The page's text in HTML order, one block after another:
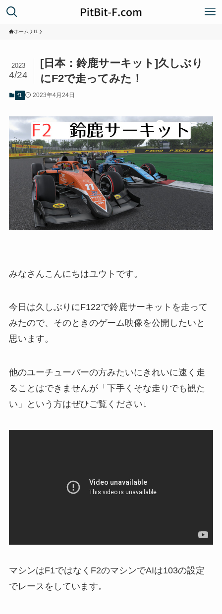
ホーム f1
[日本：鈴鹿サーキット]久しぶり
にF2で走ってみた！
2023
4/24
f1 2023年4月24日
みなさんこんにちはユウトです。
今日は久しぶりにF122で鈴鹿サーキットを走って
みたので、そのときのゲーム映像を公開したいと
思います。
他のユーチューバーの方みたいにきれいに速く走
ることはできませんが「下手くそな走りでも観た
い」という方はぜひご覧ください↓
マシンはF1ではなくF2のマシンでAIは103の設定
でレースをしています。